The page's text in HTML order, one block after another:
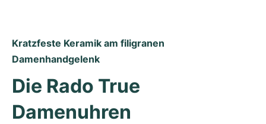
Kratzfeste Keramik am filigranen
Damenhandgelenk
Die Rado True
Damenuhren